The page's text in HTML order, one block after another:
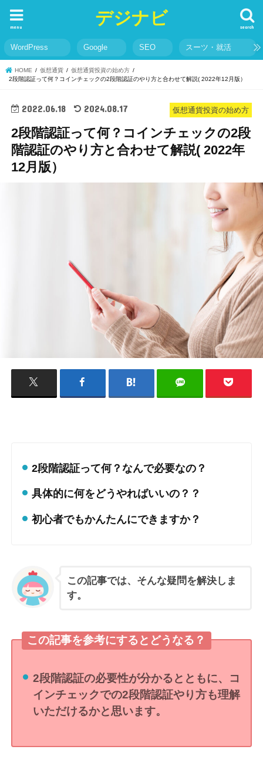
デジナビ search
menu
WordPress Google SEO スーツ・就活
HOME 仮想通貨
仮想通貨投資の始め方
2段階認証って何？コインチェックの2段階認証のやり方と合わせて解説( 2022年12月版）
仮想通貨投資の始め方
2022.06.18 2024.08.17
2段階認証って何？コインチェックの2段
階認証のやり方と合わせて解説( 2022年
12月版）
2段階認証って何？なんで必要なの？
具体的に何をどうやればいいの？？
初心者でもかんたんにできますか？
この記事では、そんな疑問を解決しま
す。
この記事を参考にするとどうなる？
2段階認証の必要性が分かるとともに、コ
インチェックでの2段階認証やり方も理解
いただけるかと思います。